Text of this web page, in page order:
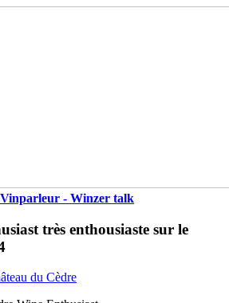
Vinparleur - Winzer talk
très enthousiaste sur le
du Cèdre